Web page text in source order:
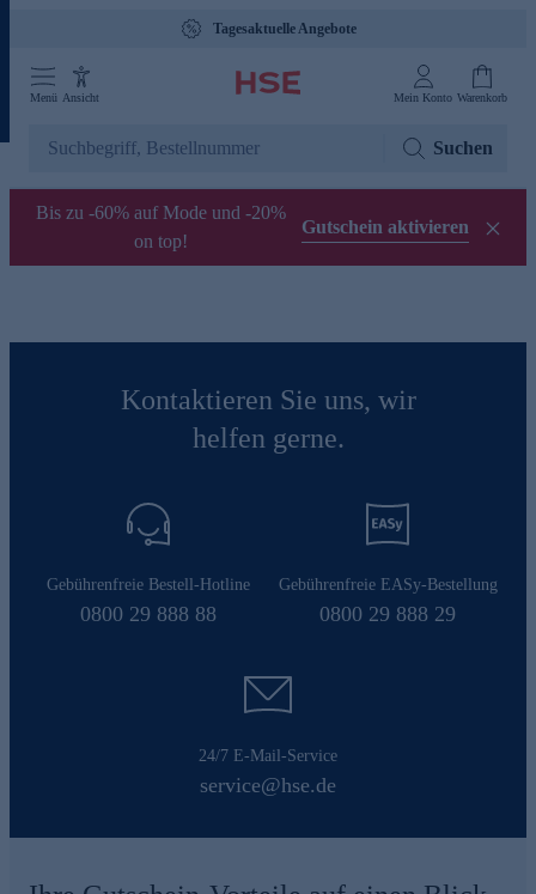
Tagesaktuelle Angebote
Menü Ansicht Mein Konto Warenkorb
Suchen
Bis zu -60% auf Mode und -20%
on top!
Gutschein aktivieren
Kontaktieren Sie uns, wir
helfen gerne.
Gebührenfreie Bestell-Hotline
0800 29 888 88
Gebührenfreie EASy-Bestellung
0800 29 888 29
24/7 E-Mail-Service
service@hse.de